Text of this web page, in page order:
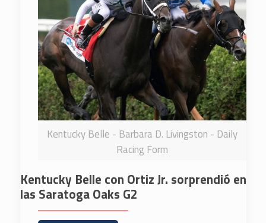
Kentucky Belle - Barbara D. Livingston - Daily
Racing Form
Kentucky Belle con Ortiz Jr. sorprendió en
las Saratoga Oaks G2